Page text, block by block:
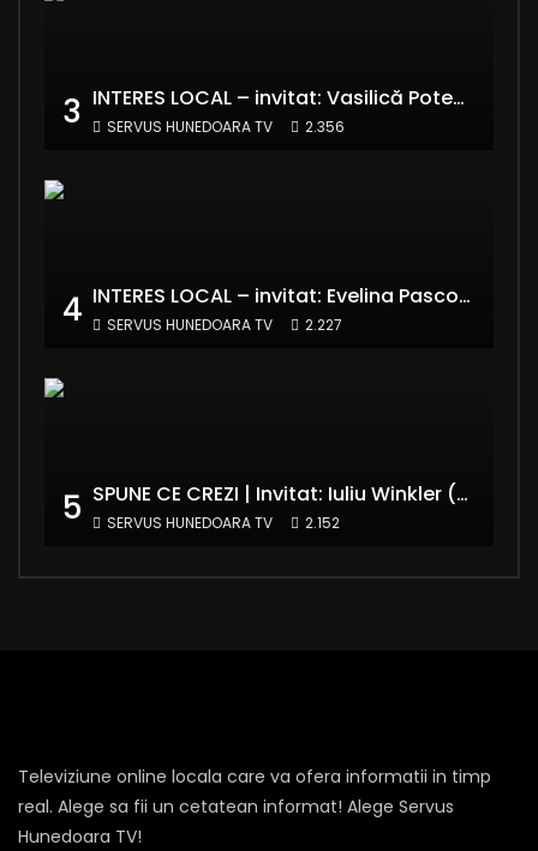
3 INTERES LOCAL – invitat: Vasilică Potecă – Senator PNL Hunedoara
SERVUS HUNEDOARA TV 2.356
4 INTERES LOCAL – invitat: Evelina Pasconi – Vicepreședinte Asociația Casa Divină
SERVUS HUNEDOARA TV 2.227
5 SPUNE CE CREZI | Invitat: Iuliu Winkler (europarlamentar UDMR – Grupul PPE)
SERVUS HUNEDOARA TV 2.152
Televiziune online locala care va ofera informatii in timp
real. Alege sa fii un cetatean informat! Alege Servus
Hunedoara TV!